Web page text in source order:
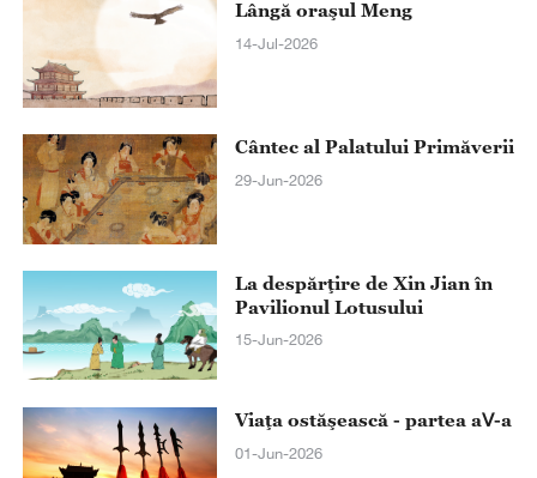
Lângă oraşul Meng
14-Jul-2026
Cântec al Palatului Primăverii
29-Jun-2026
La despărţire de Xin Jian în
Pavilionul Lotusului
15-Jun-2026
Viaţa ostăşească - partea aⅤ-a
01-Jun-2026